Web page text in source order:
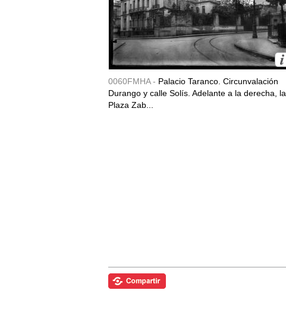
0060FMHA - Palacio Taranco. Circunvalación
Durango y calle Solís. Adelante a la derecha, la
Plaza Zab...